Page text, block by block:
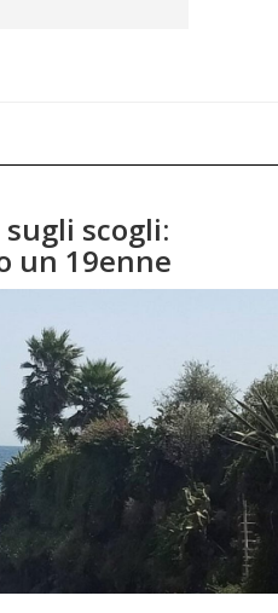
scogli:
un 19enne